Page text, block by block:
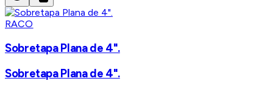
RACO
Sobretapa Plana de 4".
Sobretapa Plana de 4".